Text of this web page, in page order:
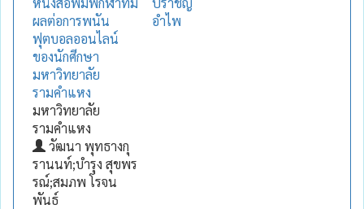
ผลต่อการพนัน
ฟุตบอลออนไลน์
ของนักศีกษา
มหาวิทยาลัย
รามคำแหง
มหาวิทยาลัย
รามคำแหง
วัฒนา พุทธางกุ
รานนท์;บำรุง สุขพร
รณ์;สมภพ โรจน
พันธ์
อำไพ